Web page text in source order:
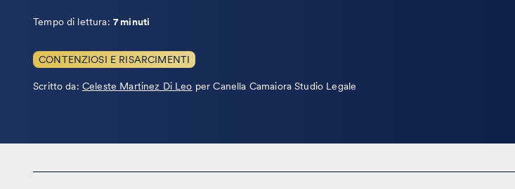
Tempo di lettura: 7 minuti
CONTENZIOSI E RISARCIMENTI
Scritto da: Celeste Martinez Di LeoLeggi
per Canella Camaiora Studio Legale